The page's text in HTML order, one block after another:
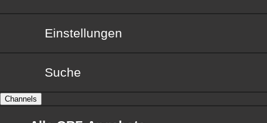
Einstellungen
Suche
Channels